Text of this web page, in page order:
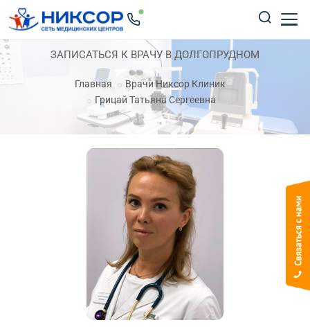
ЗАПИСАТЬСЯ К ВРАЧУ В ДОЛГОПРУДНОМ
Главная
Врачи Никсор Клиник
Грицай Татьяна Сергеевна